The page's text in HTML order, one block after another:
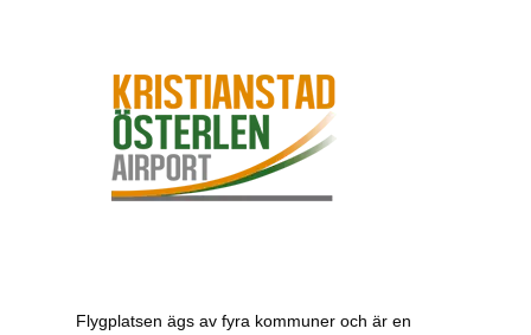
Flygplatsen ägs av fyra kommuner och är en